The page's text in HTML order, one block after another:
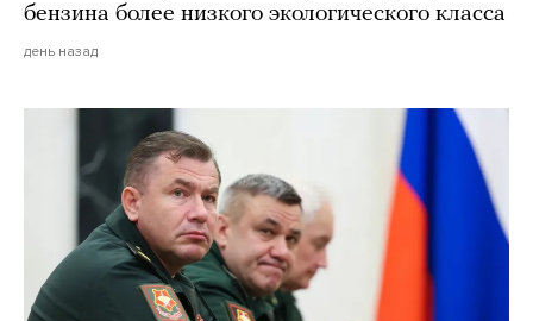
бензина более низкого экологического класса
день назад